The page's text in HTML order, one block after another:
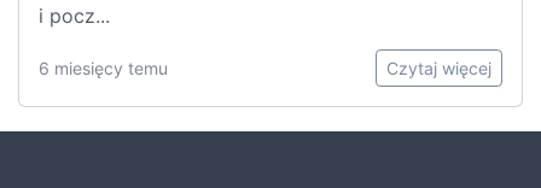
i pocz...
6 miesięcy temu Czytaj więcej